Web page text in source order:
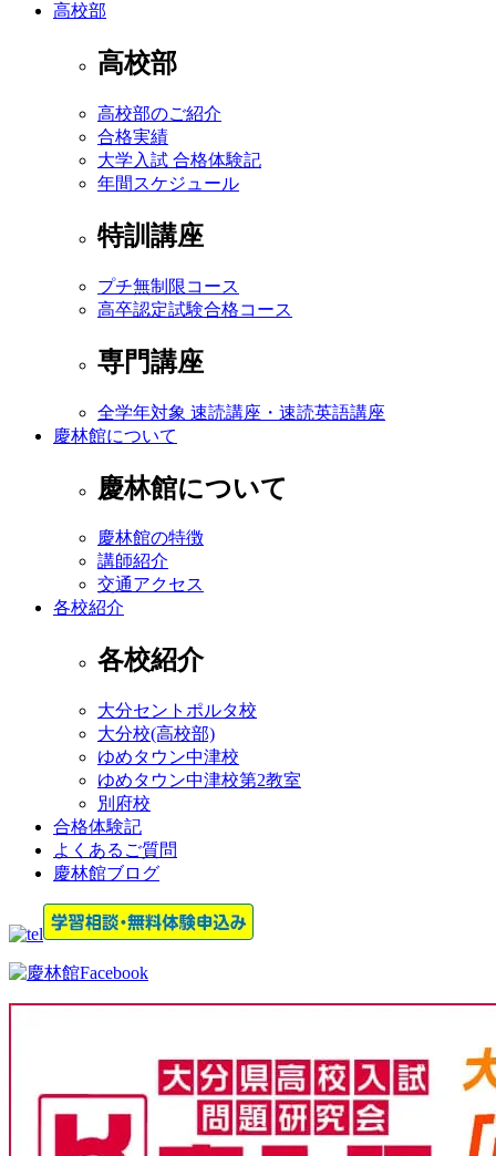
高校部
高校部
高校部のご紹介
合格実績
大学入試 合格体験記
年間スケジュール
特訓講座
プチ無制限コース
高卒認定試験合格コース
専門講座
全学年対象 速読講座・速読英語講座
慶林館について
慶林館について
慶林館の特徴
講師紹介
交通アクセス
各校紹介
各校紹介
大分セントポルタ校
大分校(高校部)
ゆめタウン中津校
ゆめタウン中津校第2教室
別府校
合格体験記
よくあるご質問
慶林館ブログ